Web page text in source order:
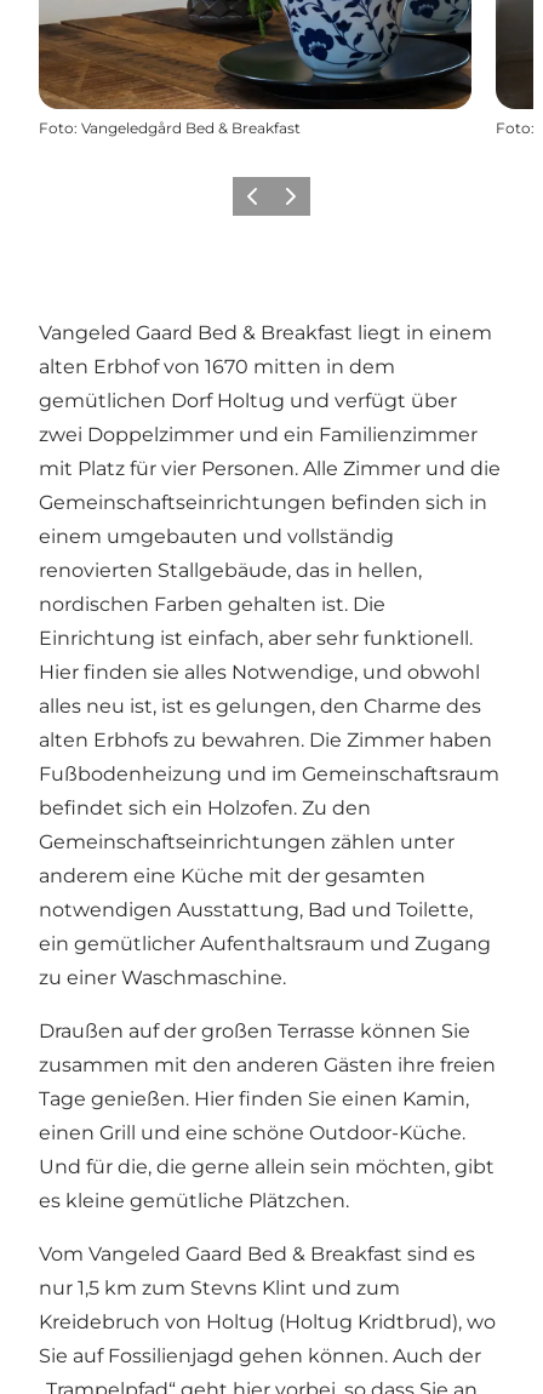
Foto: Vangeledgård Bed & Breakfast Foto:
ZurückWeiter
Vangeled Gaard Bed & Breakfast liegt in einem
alten Erbhof von 1670 mitten in dem
gemütlichen Dorf Holtug und verfügt über
zwei Doppelzimmer und ein Familienzimmer
mit Platz für vier Personen. Alle Zimmer und die
Gemeinschaftseinrichtungen befinden sich in
einem umgebauten und vollständig
renovierten Stallgebäude, das in hellen,
nordischen Farben gehalten ist. Die
Einrichtung ist einfach, aber sehr funktionell.
Hier finden sie alles Notwendige, und obwohl
alles neu ist, ist es gelungen, den Charme des
alten Erbhofs zu bewahren. Die Zimmer haben
Fußbodenheizung und im Gemeinschaftsraum
befindet sich ein Holzofen. Zu den
Gemeinschaftseinrichtungen zählen unter
anderem eine Küche mit der gesamten
notwendigen Ausstattung, Bad und Toilette,
ein gemütlicher Aufenthaltsraum und Zugang
zu einer Waschmaschine.
Draußen auf der großen Terrasse können Sie
zusammen mit den anderen Gästen ihre freien
Tage genießen. Hier finden Sie einen Kamin,
einen Grill und eine schöne Outdoor-Küche.
Und für die, die gerne allein sein möchten, gibt
es kleine gemütliche Plätzchen.
Vom Vangeled Gaard Bed & Breakfast sind es
nur 1,5 km zum Stevns Klint und zum
Kreidebruch von Holtug (Holtug Kridtbrud), wo
Sie auf Fossilienjagd gehen können. Auch der